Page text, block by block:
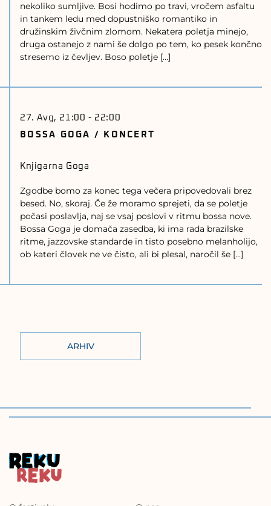
nekoliko sumljive. Bosi hodimo po travi, vročem asfaltu
in tankem ledu med dopustniško romantiko in
družinskim živčnim zlomom. Nekatera poletja minejo,
druga ostanejo z nami še dolgo po tem, ko pesek končno
stresemo iz čevljev. Boso poletje […]
BOSSA GOGA / KONCERT
27. Avg, 21:00 - 22:00
Knjigarna Goga
Zgodbe bomo za konec tega večera pripovedovali brez
besed. No, skoraj. Če že moramo sprejeti, da se poletje
počasi poslavlja, naj se vsaj poslovi v ritmu bossa nove.
Bossa Goga je domača zasedba, ki ima rada brazilske
ritme, jazzovske standarde in tisto posebno melanholijo,
ob kateri človek ne ve čisto, ali bi plesal, naročil še […]
ARHIV